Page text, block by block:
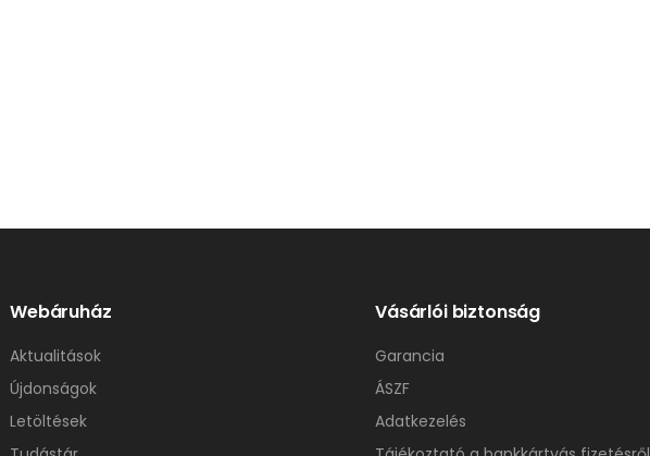
Webáruház
Aktualitások
Újdonságok
Letöltések
Vásárlói biztonság
Garancia
ÁSZF
Adatkezelés